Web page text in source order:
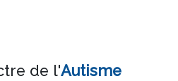
de l'Autisme